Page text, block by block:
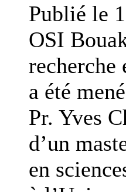
Publié le
OSI
recherche
a été
Pr. Yves
d’un
en